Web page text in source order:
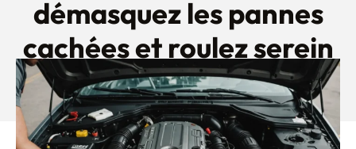
démasquez les pannes
cachées et roulez serein